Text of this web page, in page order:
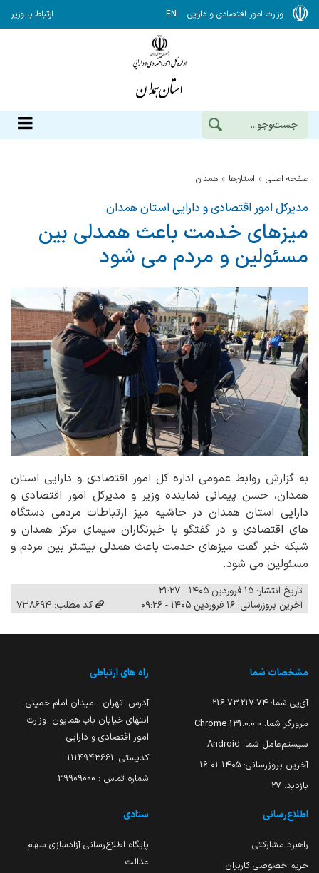
وزارت امور اقتصادی و دارایی EN ارتباط با وزیر
صفحه اصلی استان‌ها همدان
مدیرکل امور اقتصادی و دارایی استان همدان
میزهای خدمت باعث همدلی بین
مسئولین و مردم می شود
به گزارش روابط عمومی اداره کل امور اقتصادی و دارایی استان
همدان، حسن پیمانی نماینده وزیر و مدیرکل امور اقتصادی و
دارایی استان همدان در حاشیه میز ارتباطات مردمی دستگاه
های اقتصادی و در گفتگو با خبرنگاران سیمای مرکز همدان و
شبکه خبر گفت میزهای خدمت باعث همدلی بیشتر بین مردم و
مسئولین می شود.
تاریخ انتشار: ۱۵ فروردین ۱۴۰۵ - ۲۱:۲۷
آخرین بروزرسانی: ۱۶ فروردین ۱۴۰۵ - ۰۹:۲۶
کد مطلب: 738694
مشخصات شما
آی‌پی شما: 216.73.217.74
مرورگر شما: 131.0.0.0 Chrome
سیستم‌عامل شما: Android
آخرین بروزرسانی: ۱۴۰۵-۰۱-۱۶
بازدید: 27
راه های ارتباطی
آدرس: تهران - میدان امام خمینی-
انتهای خیابان باب همایون- وزارت
امور اقتصادی و دارایی
کدپستی: ۱۱۱۴۹۴۳۶۶۱
شماره تماس : 39909000
اطلاع‌رسانی
راهبرد مشارکتی
حریم خصوصی کاربران
ستادی
پایگاه اطلاع‌رسانی آزادسازی سهام
عدالت